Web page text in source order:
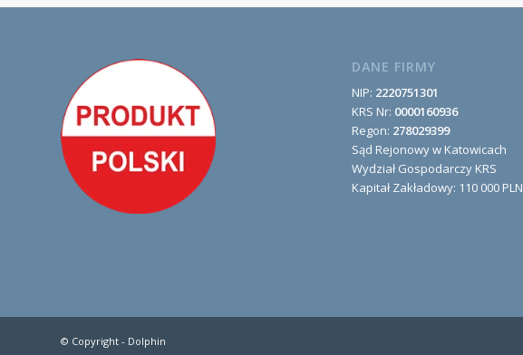
DANE FIRMY
NIP: 2220751301
KRS Nr: 0000160936
Regon: 278029399
Sąd Rejonowy w Katowicach
Wydział Gospodarczy KRS
Kapitał Zakładowy: 110 000 PLN
© Copyright - Dolphin